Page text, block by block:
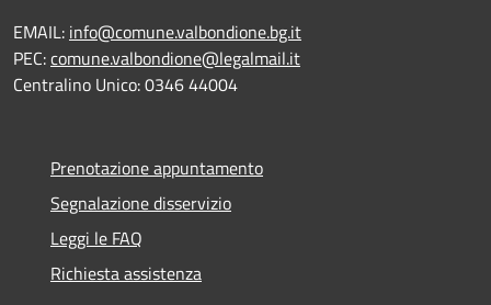
EMAIL: info@comune.valbondione.bg.it
PEC:comune.valbondione@legalmail.it
Centralino Unico: 0346 44004
Prenotazione appuntamento
Segnalazione disservizio
Leggi le FAQ
Richiesta assistenza